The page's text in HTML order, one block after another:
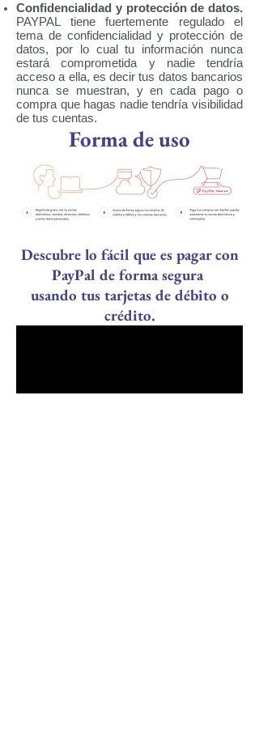
Confidencialidad y protección de datos.
PAYPAL tiene fuertemente regulado el
tema de confidencialidad y protección de
datos, por lo cual tu información nunca
estará comprometida y nadie tendría
acceso a ella, es decir tus datos bancarios
nunca se muestran, y en cada pago o
compra que hagas nadie tendría visibilidad
de tus cuentas.
Forma de uso
Descubre lo fácil que es pagar con
PayPal de forma segura
usando tus tarjetas de débito o
crédito.